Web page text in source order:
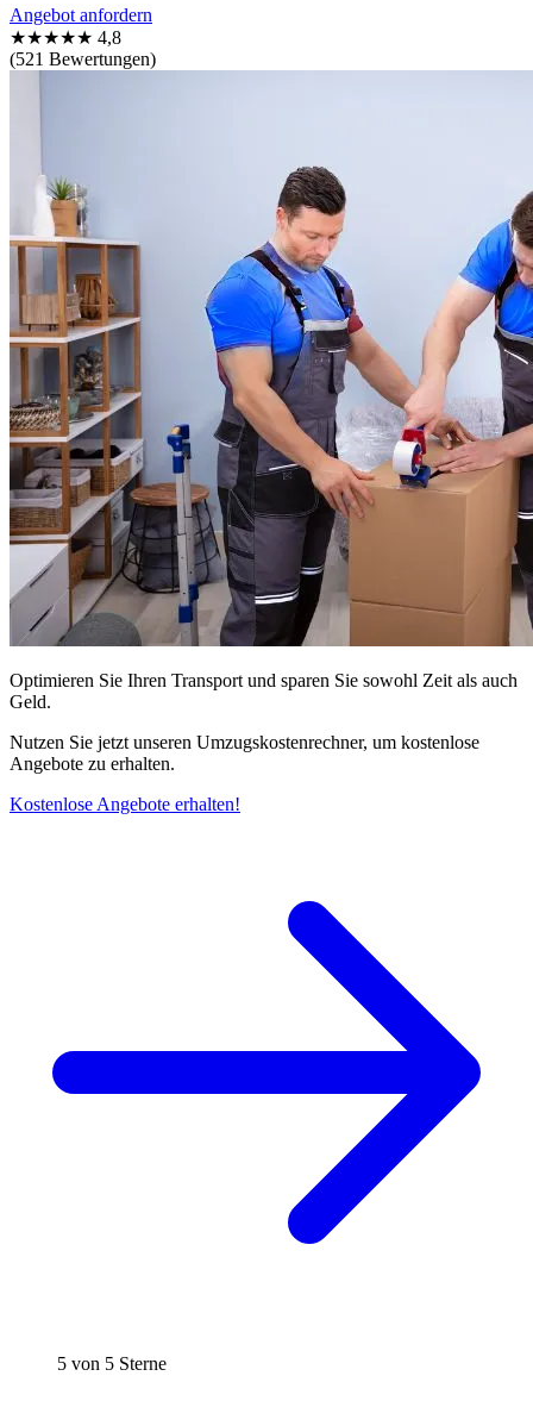
Angebot anfordern
★★★★★ 4,8
(521 Bewertungen)
Optimieren Sie Ihren Transport und sparen Sie sowohl Zeit als auch
Geld.
Nutzen Sie jetzt unseren Umzugskostenrechner, um kostenlose
Angebote zu erhalten.
Kostenlose Angebote erhalten!
5 von 5 Sterne